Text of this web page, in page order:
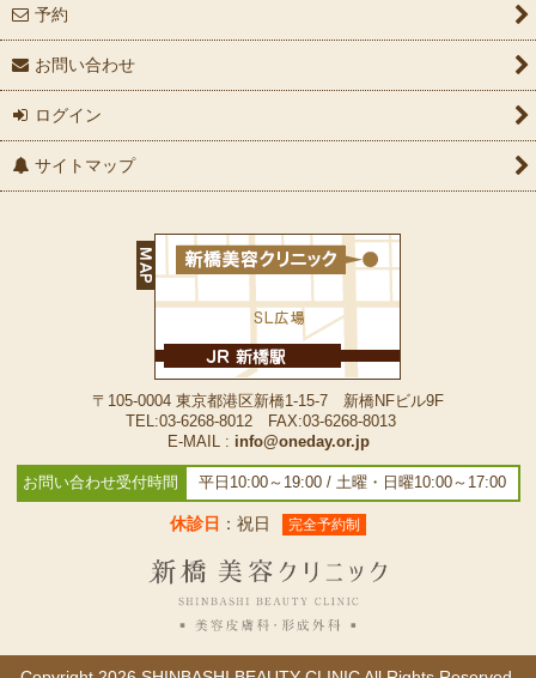
予約
お問い合わせ
ログイン
サイトマップ
〒105-0004 東京都港区新橋1-15-7 新橋NFビル9F
TEL:03-6268-8012 FAX:03-6268-8013
E-MAIL : info@oneday.or.jp
お問い合わせ受付時間 平日10:00～19:00 / 土曜・日曜10:00～17:00
休診日 ：祝日 完全予約制